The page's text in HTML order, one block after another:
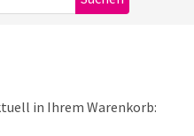
in Ihrem Warenkorb: